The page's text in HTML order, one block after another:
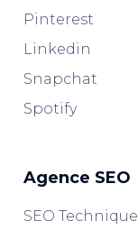
Pinterest
Linkedin
Snapchat
Spotify
Agence SEO
SEO Technique